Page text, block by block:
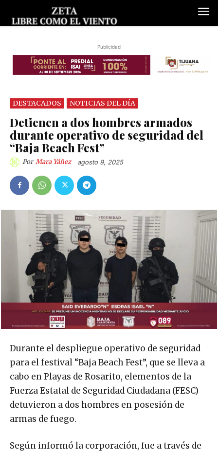
Publicidad
DESTACADOS NOTICIAS DEL DÍA
Detienen a dos hombres armados
durante operativo de seguridad del
“Baja Beach Fest”
Por Mara Yáñez agosto 9, 2025
Durante el despliegue operativo de seguridad
para el festival “Baja Beach Fest”, que se lleva a
cabo en Playas de Rosarito, elementos de la
Fuerza Estatal de Seguridad Ciudadana (FESC)
detuvieron a dos hombres en posesión de
armas de fuego.
Según informó la corporación, fue a través de